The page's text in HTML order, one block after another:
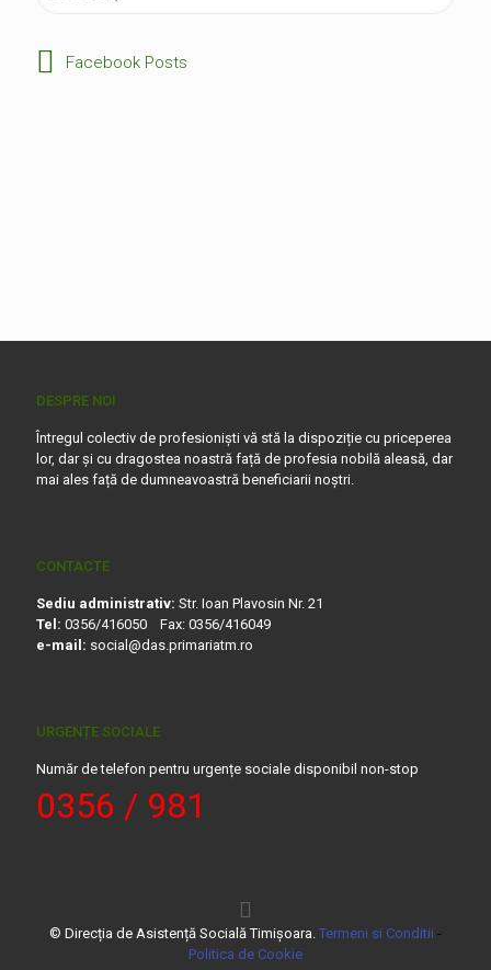
Facebook Posts
DESPRE NOI
Întregul colectiv de profesioniști vă stă la dispoziție cu priceperea
lor, dar și cu dragostea noastră față de profesia nobilă aleasă, dar
mai ales față de dumneavoastră beneficiarii noștri.
CONTACTE
Sediu administrativ: Str. Ioan Plavosin Nr. 21
Tel: 0356/416050 Fax: 0356/416049
e-mail: social@das.primariatm.ro
URGENȚE SOCIALE
Număr de telefon pentru urgențe sociale disponibil non-stop
0356 / 981
© Direcția de Asistență Socială Timișoara. Termeni si Conditii -
Politica de Cookie